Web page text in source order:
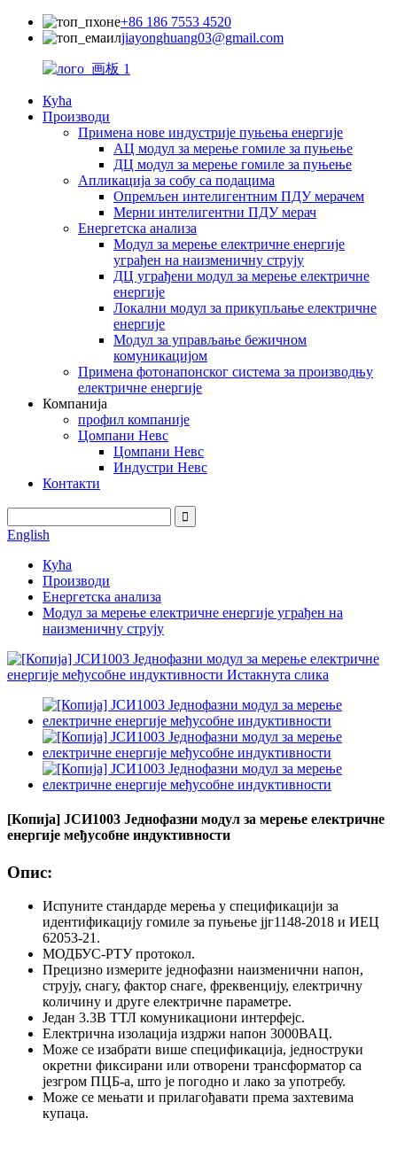
+86 186 7553 4520
jiayonghuang03@gmail.com
Кућа
Производи
Примена нове индустрије пуњења енергије
АЦ модул за мерење гомиле за пуњење
ДЦ модул за мерење гомиле за пуњење
Апликација за собу са подацима
Опремљен интелигентним ПДУ мерачем
Мерни интелигентни ПДУ мерач
Енергетска анализа
Модул за мерење електричне енергије
уграђен на наизменичну струју
ДЦ уграђени модул за мерење електричне
енергије
Локални модул за прикупљање електричне
енергије
Модул за управљање бежичном
комуникацијом
Примена фотонапонског система за производњу
електричне енергије
Компанија
профил компаније
Цомпани Невс
Цомпани Невс
Индустри Невс
Контакти
English
Кућа
Производи
Енергетска анализа
Модул за мерење електричне енергије уграђен на
наизменичну струју
[Копија] ЈСИ1003 Једнофазни модул за мерење електричне
енергије међусобне индуктивности
Опис:
Испуните стандарде мерења у спецификацији за
идентификацију гомиле за пуњење јјг1148-2018 и ИЕЦ
62053-21.
МОДБУС-РТУ протокол.
Прецизно измерите једнофазни наизменични напон,
струју, снагу, фактор снаге, фреквенцију, електричну
количину и друге електричне параметре.
Један 3.3В ТТЛ комуникациони интерфејс.
Електрична изолација издржи напон 3000ВАЦ.
Може се изабрати више спецификација, једноструки
окретни фиксирани или отворени трансформатор са
језгром ПЦБ-а, што је погодно и лако за употребу.
Може се мењати и прилагођавати према захтевима
купаца.